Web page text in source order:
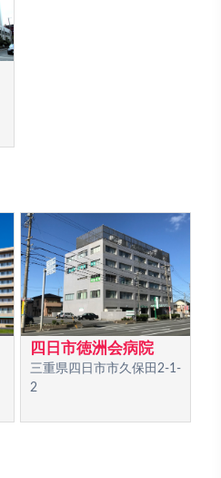
四日市徳洲会病院
三重県四日市市久保田2-1-
2